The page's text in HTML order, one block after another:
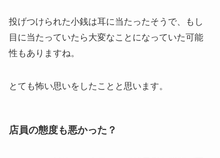
投げつけられた小銭は耳に当たったそうで、もし
目に当たっていたら大変なことになっていた可能
性もありますね。
とても怖い思いをしたことと思います。
店員の態度も悪かった？